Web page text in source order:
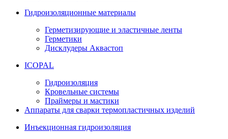
Гидроизоляционные материалы
Герметизирующие и эластичные ленты
Герметики
Дисклудеры Аквастоп
ICOPAL
Гидроизоляция
Кровельные системы
Праймеры и мастики
Аппараты для сварки термопластичных изделий
Инъекционная гидроизоляция